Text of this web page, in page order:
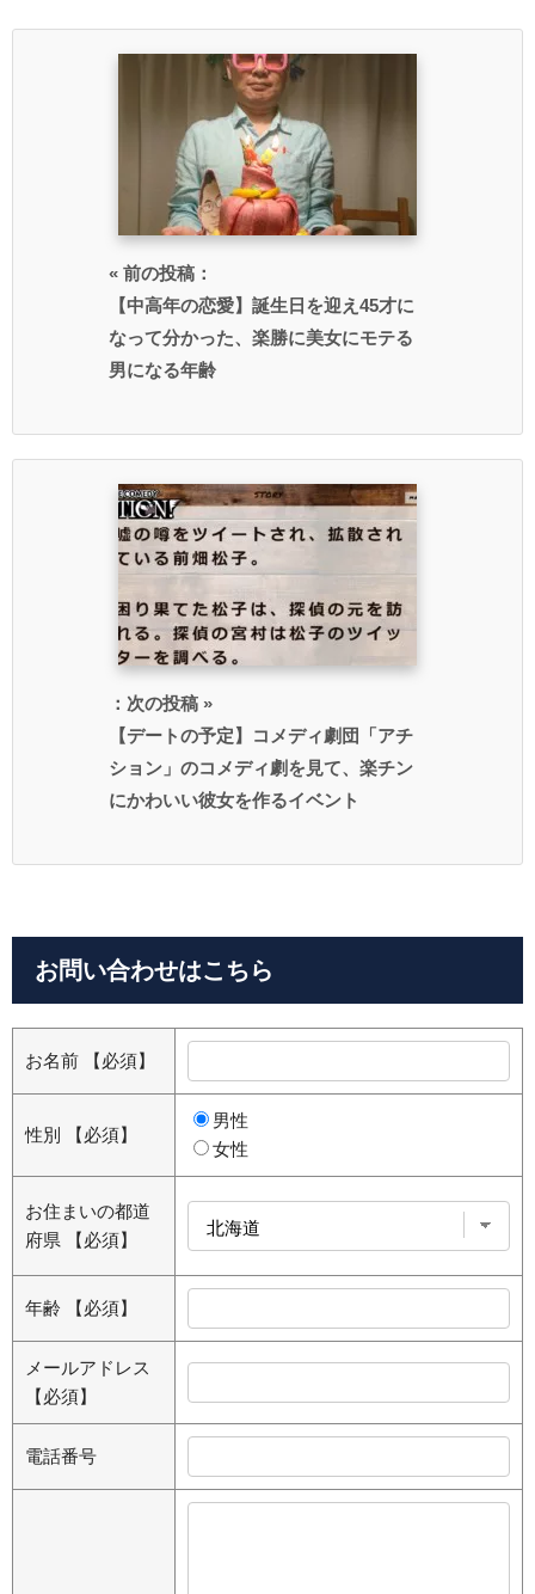
« 前の投稿：
【中高年の恋愛】誕生日を迎え45才に
なって分かった、楽勝に美女にモテる
男になる年齢
：次の投稿 »
【デートの予定】コメディ劇団「アチ
ション」のコメディ劇を見て、楽チン
にかわいい彼女を作るイベント
お問い合わせはこちら
お名前 【必須】
性別 【必須】
男性
女性
お住まいの都道
府県
【必須】
年齢 【必須】
メールアドレス
【必須】
電話番号